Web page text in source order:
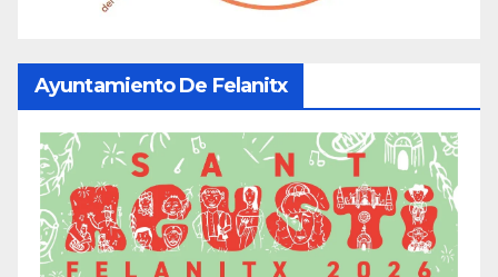
Ayuntamiento De Felanitx